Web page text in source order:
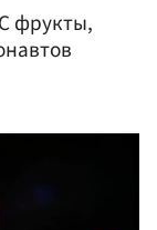
фрукты,